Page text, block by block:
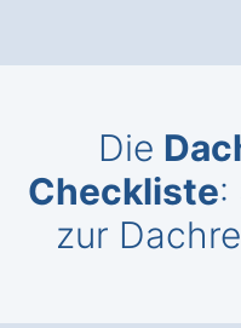
Die
Checkliste:
zur